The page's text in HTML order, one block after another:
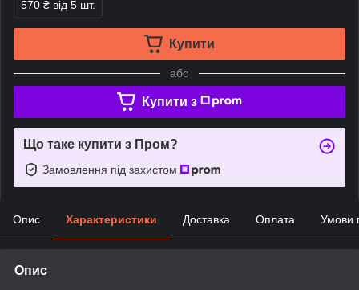
570 ₴ від 5 шт.
Купити
або
Купити з
Що таке купити з Пром?
Замовлення під захистом
Опис Характеристики Доставка Оплата Умови
Опис